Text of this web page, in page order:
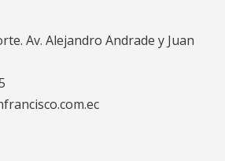
Av. Alejandro Andrade y Juan